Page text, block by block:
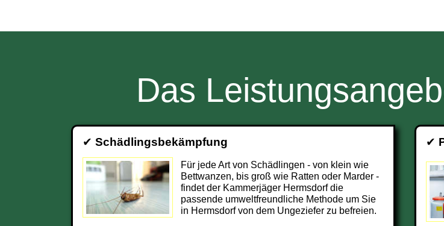
Das
✔ Schädlingsbekämpfung
Für jede Art von Schädlingen - von klein wie
Bettwanzen, bis groß wie Ratten oder Marder -
findet der Kammerjäger Hermsdorf die
passende umweltfreundliche Methode um Sie
in Hermsdorf von dem Ungeziefer zu befreien.
✔